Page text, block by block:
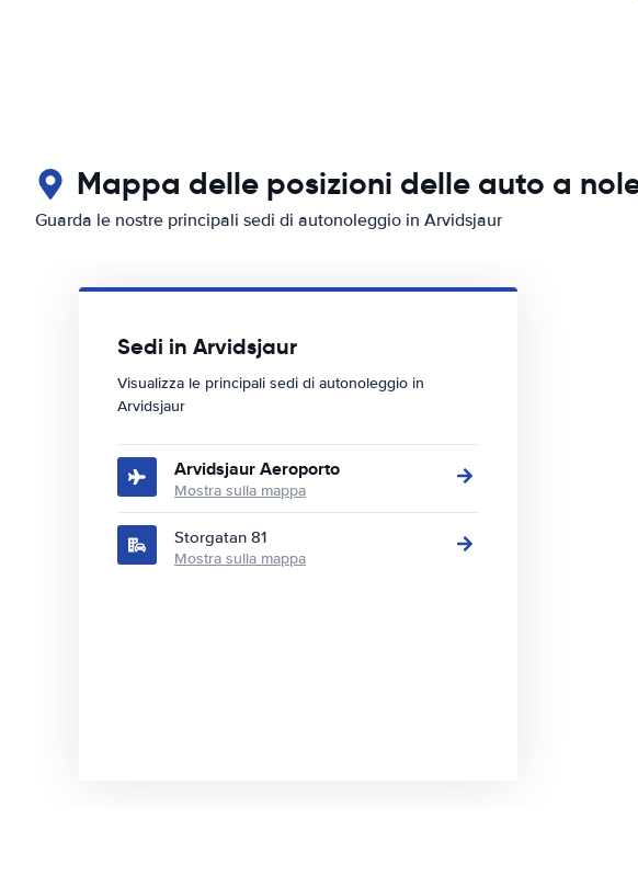
Mappa delle posizioni delle auto a
Guarda le nostre principali sedi di autonoleggio in Arvidsjaur
Sedi in Arvidsjaur
Visualizza le principali sedi di autonoleggio in
Arvidsjaur
Arvidsjaur Aeroporto
Mostra sulla mappa
Storgatan 81
Mostra sulla mappa